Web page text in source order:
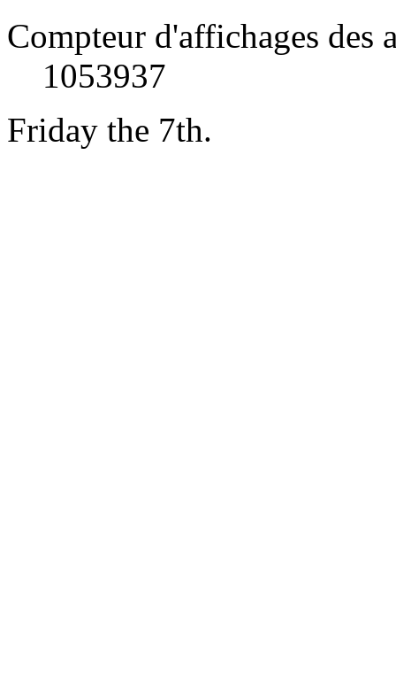
Compteur d'affichages des
1053937
Friday the 7th.